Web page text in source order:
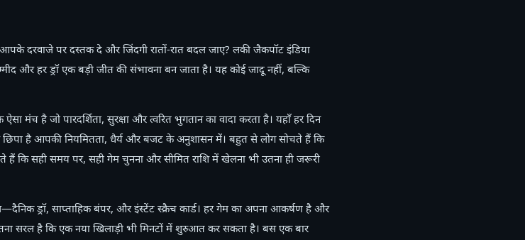
दरवाजे पर दस्तक दे और जिंदगी रातों-रात बदल जाए? लकी जैकपॉट इंडिया
और हर ड्रॉ एक बड़ी जीत की संभावना बन जाता है। यह कोई जादू नहीं, बल्कि
मंच है जो पारदर्शिता, सुरक्षा और त्वरित भुगतान का वादा करता है। यहाँ हर दिन
छिपा है आपकी नियमितता, धैर्य और बजट के अनुशासन में। बहुत से लोग सोचते हैं कि
हैं कि सही समय पर, सही गेम चुनना और सीमित राशि में खेलना भी उतना ही जरूरी
ड्रॉ, साप्ताहिक बंपर, और इंस्टेंट स्क्रैच कार्ड। हर गेम का अपना आकर्षण है और
सरल है कि एक नया खिलाड़ी भी मिनटों में शुरुआत कर सकता है। बस एक बार